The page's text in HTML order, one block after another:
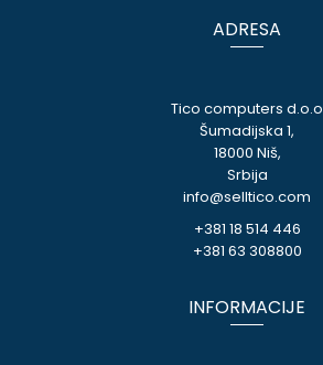
ADRESA
Tico computers d.o.o
Šumadijska 1,
18000 Niš,
Srbija
info@selltico.com
+381 18 514 446
+381 63 308800
INFORMACIJE